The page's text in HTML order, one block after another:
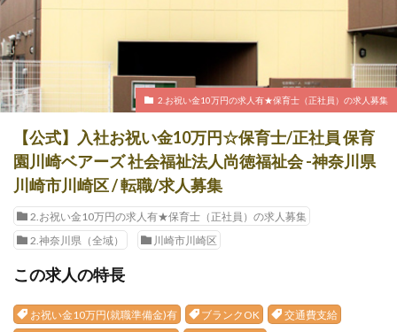
2.お祝い金10万円の求人有★保育士（正社員）の求人募集
【公式】入社お祝い金10万円☆保育士/正社員 保育
園川崎ベアーズ 社会福祉法人尚徳福祉会 -神奈川県
川崎市川崎区 / 転職/求人募集
2.お祝い金10万円の求人有★保育士（正社員）の求人募集
2.神奈川県（全域） 川崎市川崎区
この求人の特長
お祝い金10万円(就職準備金)有 ブランクOK 交通費支給